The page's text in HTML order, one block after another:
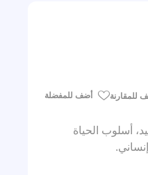
للمقارنة أضف للمفضلة
أسلوب الحياة